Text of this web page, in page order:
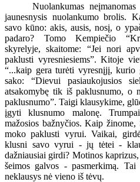
Nuolankumas neįmanomas
jaunesnysis nuolankumo brolis.
savo kūno: akis, ausis, nosį, o
padaro? Tomo Kempiečio
skyrelyje, skaitome: “Jei nori
paklusti vyresniesiems”. Kitoje
“...kaip gera turėti vyresnįjį,
sako: “Dievui pasiaukojusios
atsakomybę tik iš paklusnumo,
paklusnumo”. Taigi klausykime,
įgyti klusnumo malonę.
mažosios bažnyčios. Kaip žinome,
moko paklusti vyrui. Vaikai,
klusni savo vyrui - jų tėtei -
dažniausiai girdi? Motinos
šeimos galvos - pasmerkimą.
neklausys nė vieno iš tėvų.